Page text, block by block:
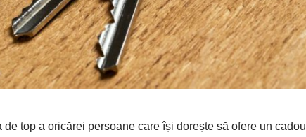
top a oricărei persoane care își dorește să ofere un cadou